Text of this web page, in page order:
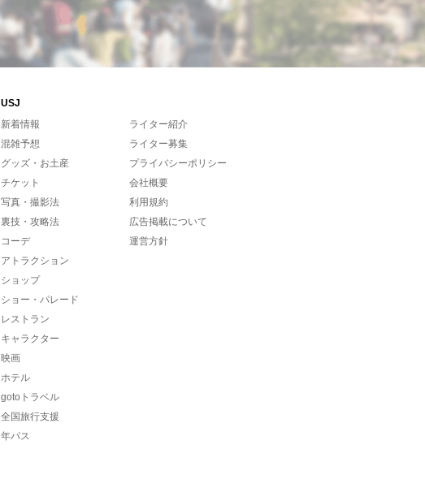
USJ
新着情報
混雑予想
グッズ・お土産
チケット
写真・撮影法
裏技・攻略法
コーデ
アトラクション
ショップ
ショー・パレード
レストラン
キャラクター
映画
ホテル
gotoトラベル
全国旅行支援
年パス
ライター紹介
ライター募集
プライバシーポリシー
会社概要
利用規約
広告掲載について
運営方針